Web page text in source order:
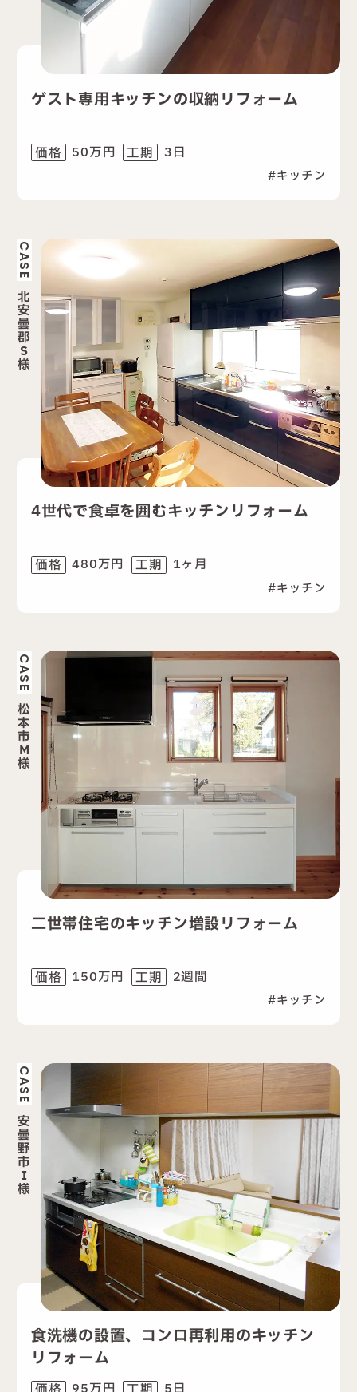
ゲスト専用キッチンの収納リフォーム
価格 50万円 工期 3日
キッチン
CASE
北
安
曇
郡
S
様
4世代で食卓を囲むキッチンリフォーム
価格 480万円 工期 1ヶ月
キッチン
CASE
松
本
市
M
様
二世帯住宅のキッチン増設リフォーム
価格 150万円 工期 2週間
キッチン
CASE
安
曇
野
市
I
様
食洗機の設置、コンロ再利用のキッチン
リフォーム